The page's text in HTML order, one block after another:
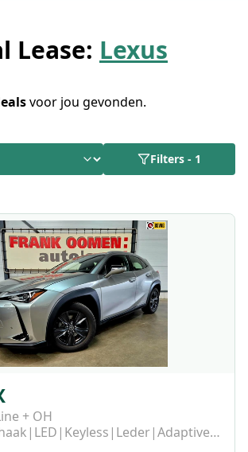
Lease: Lexus
voor jou gevonden.
Filters - 1
+ OH